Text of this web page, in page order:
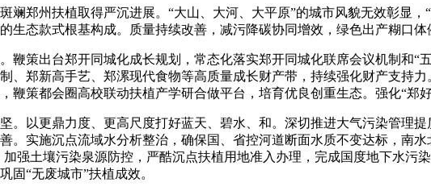
州扶植取得严沉进展。“大山、大河、大平原”的城市风貌无效彰显，
生态款式根基构成。质量持续改善，减污降碳协同增效，绿色出产糊口体
策出台郑开同城化成长规划，常态化落实郑开同城化联席会议机制和“
、郑新高手艺、郑漯现代食物等高质量成长财产带，持续强化财产支持
鞭策都会圈高校联动扶植产学研合做平台，培育优良创重生态。强化“郑
以更鼎力度、更高尺度打好蓝天、碧水、和。深切推进大气污染管理提
。实施沉点流域水分析整治，确保国、省控河道断面水质不变达标，南
加强土壤污染泉源防控，严酷沉点扶植用地准入办理，完成国度地下水污
固“无废城市”扶植成效。